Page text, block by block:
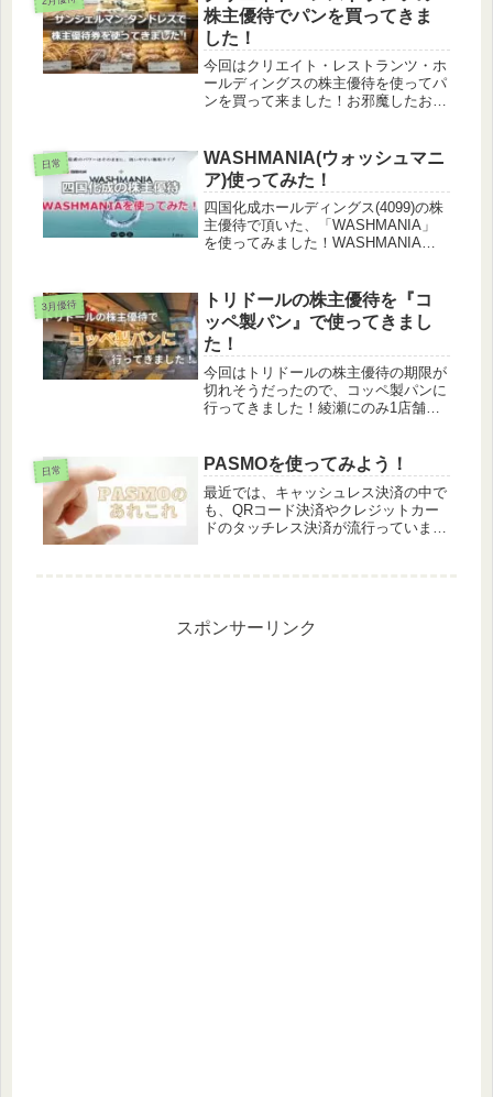
人...
株主優待でパンを買ってきま
した！
今回はクリエイト・レストランツ・ホ
ールディングスの株主優待を使ってパ
ンを買って来ました！お邪魔したお店
返り軽くクリレスの株主優待を振り返
りたいと思います。1...
日常
WASHMANIA(ウォッシュマニ
ア)使ってみた！
四国化成ホールディングス(4099)の株
主優待で頂いた、「WASHMANIA」
を使ってみました！WASHMANIAっ
洗濯槽クリーナーです。塩素系洗浄剤
で縦型、ドラム式洗...
3月優待
トリドールの株主優待を『コ
ッペ製パン』で使ってきまし
た！
今回はトリドールの株主優待の期限が
切れそうだったので、コッペ製パンに
行ってきました！綾瀬にのみ1店舗あ
主優待の内容軽くトリドールの株主優
待を振り返りたいと思います。1...
日常 PASMOを使ってみよう！
最近では、キャッシュレス決済の中で
も、QRコード決済やクレジットカー
ドのタッチレス決済が流行っています
スポンサーリンク